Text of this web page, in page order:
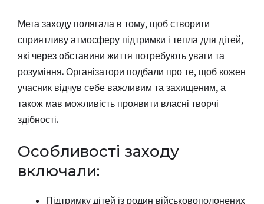
Мета заходу полягала в тому, щоб створити
сприятливу атмосферу підтримки і тепла для дітей,
які через обставини життя потребують уваги та
розуміння. Організатори подбали про те, щоб кожен
учасник відчув себе важливим та захищеним, а
також мав можливість проявити власні творчі
здібності.
Особливості заходу
включали:
Підтримку дітей із родин військовополонених